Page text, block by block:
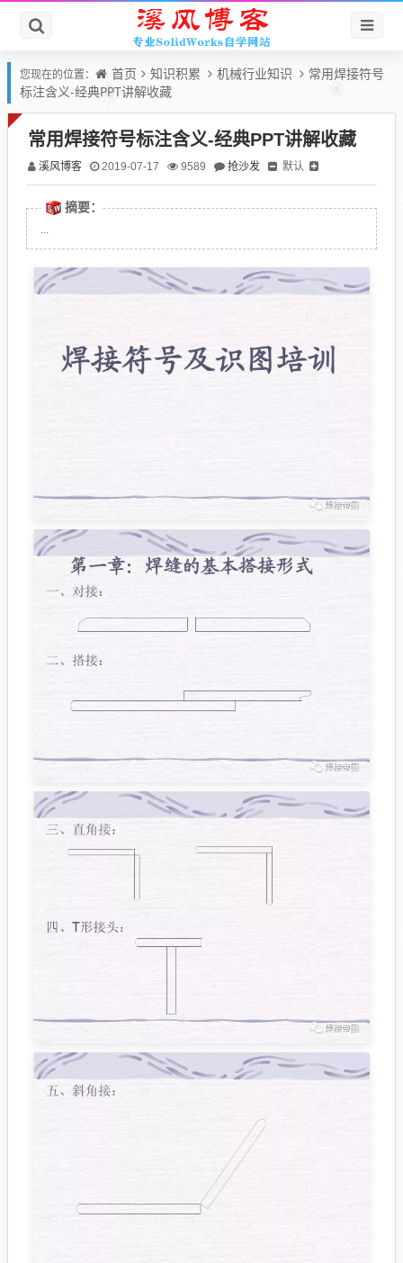
您现在的位置： 首页 知识积累 机械行业知识
常用焊接符号
标注含义-经典PPT讲解收藏
常用焊接符号标注含义-经典PPT讲解收藏
溪风博客 2019-07-17 9589 抢沙发 默认
摘要：
...